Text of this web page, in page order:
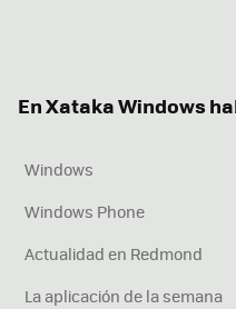
En Xataka Windows
Windows
Windows Phone
Actualidad en Redmond
La aplicación de la semana